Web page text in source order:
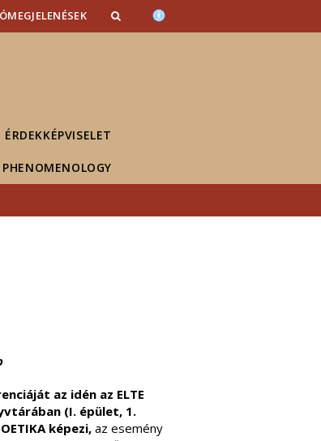
az idén az ELTE
(I. épület, 1.
képezi,az esemény